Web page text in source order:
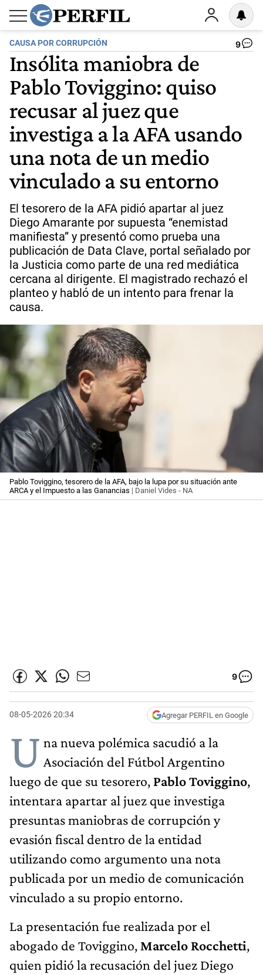
CAUSA POR CORRUPCIÓN 9
Insólita maniobra de
Pablo Toviggino: quiso
recusar al juez que
investiga a la AFA usando
una nota de un medio
vinculado a su entorno
El tesorero de la AFA pidió apartar al juez
Diego Amarante por supuesta “enemistad
manifiesta” y presentó como prueba una
publicación de Data Clave, portal señalado por
la Justicia como parte de una red mediática
cercana al dirigente. El magistrado rechazó el
planteo y habló de un intento para frenar la
causa.
Pablo Toviggino, tesorero de la AFA, bajo la lupa por su situación ante
ARCA y el Impuesto a las Ganancias | Daniel Vides - NA
9
08-05-2026 20:34 Agregar PERFIL en Google
U na nueva polémica sacudió a la
Asociación del Fútbol Argentino
luego de que su tesorero, Pablo Toviggino,
intentara apartar al juez que investiga
presuntas maniobras de corrupción y
evasión fiscal dentro de la entidad
utilizando como argumento una nota
publicada por un medio de comunicación
vinculado a su propio entorno.
La presentación fue realizada por el
abogado de Toviggino, Marcelo Rocchetti,
quien pidió la recusación del juez Diego